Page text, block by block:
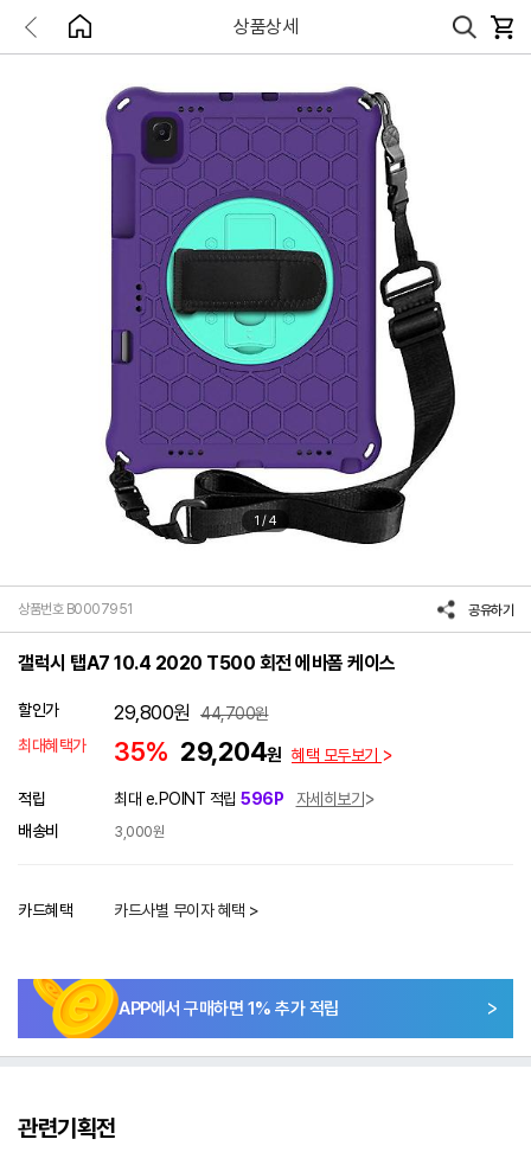
상품상세
1 /4
상품번호 B0007951 공유하기
갤럭시 탭A7 10.4 2020 T500 회전 에바폼 케이스
할인가 29,800원 44,700원
최대혜택가
35% 29,204원 혜택 모두보기
적립 최대 e.POINT 적립 596P
자세히보기
배송비
3,000원
카드혜택 카드사별 무이자 혜택 >
APP에서 구매하면 1% 추가 적립
관련기획전